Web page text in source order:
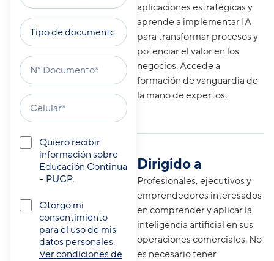
aplicaciones estratégicas y
aprende a implementar IA
para transformar procesos y
potenciar el valor en los
negocios. Accede a
formación de vanguardia de
la mano de expertos.
Dirigido a
Profesionales, ejecutivos y
emprendedores interesados
en comprender y aplicar la
inteligencia artificial en sus
operaciones comerciales. No
es necesario tener
Quiero recibir
información sobre
Educación Continua
– PUCP.
Otorgo mi
consentimiento
para el uso de mis
datos personales.
Ver condiciones de